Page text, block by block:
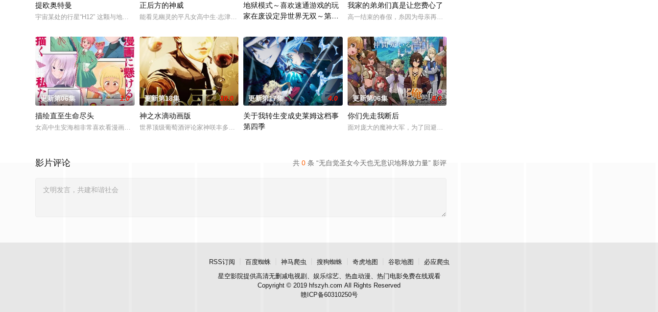
提欧奥特曼
宇宙某处的行星“H12” 这颗与地球极其相似的星球，某日遭到了来自外星的宇宙怪兽袭击 在星球崩毁、走向
正后方的神威
能看见幽灵的平凡女高中生·志津香，利用容易吸引幽灵的特殊体质，从旁协助知名灵能力者·神威除灵。 拥有压
地狱模式～喜欢速通游戏的玩
家在废设定异世界无双～第二
我家的弟弟们真是让您费心了
高一结束的春假，糸因为母亲再婚而搬家。但让她没想到的是，竟多了四个弟弟，令她大为震惊！虽然她全力
更新第06集 1.0
描绘直至生命尽头
女高中生安海相非常喜欢看漫画，尤其是 ☆野0 的《机器太与狸太》。国文老师手岛斥责她是浪费生命、声称漫
更新第18集 10.0
神之水滴动画版
世界顶级葡萄酒评论家神咲丰多香去世以后，留下了价值20亿日圆的丰厚遗产和一封遗书。在遗书中他宣布，只有
更新第17集 4.0
关于我转生变成史莱姆这档事
第四季
更新第06集 8.0
你们先走我断后
面对庞大的魔神大军，为了回避全灭危机，勒库对伙伴们说出「这边交给我，你们先走吧！」， 一个人殿后对
共 0 条 “无自觉圣女今天也无意识地释放力量” 影评
影片评论
RSS订阅 百度蜘蛛 神马爬虫 搜狗蜘蛛 奇虎地图 谷歌地图
必应爬虫
星空影院提供高清无删减电视剧、娱乐综艺、热血动漫、热门电影免费在线观看
Copyright © 2019 hfszyh.com All Rights Reserved
赣ICP备60310250号